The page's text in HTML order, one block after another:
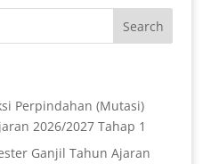
Perpindahan (Mutasi)
2026/2027 Tahap 1
Ganjil Tahun Ajaran